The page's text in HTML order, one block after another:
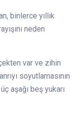
binlerce yıllık
neden
var ve zihin
soyutlamasının
aşağı beş yukarı